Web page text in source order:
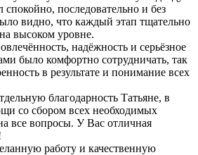
последовательно и без
видно, что каждый этап тщательно
высоком уровне.
надёжность и серьёзное
было комфортно сотрудничать, так
в результате и понимание всех
благодарность Татьяне, в
со сбором всех необходимых
все вопросы. У Вас отличная
работу и качественную